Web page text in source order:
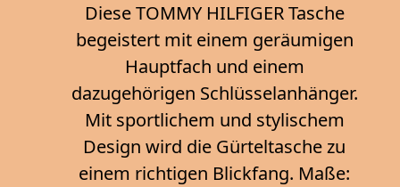
Diese TOMMY HILFIGER Tasche
begeistert mit einem geräumigen
Hauptfach und einem
dazugehörigen Schlüsselanhänger.
Mit sportlichem und stylischem
Design wird die Gürteltasche zu
einem richtigen Blickfang. Maße: